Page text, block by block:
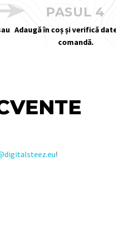
PASUL 4
Adaugă în coș și verifică
comandă.
!